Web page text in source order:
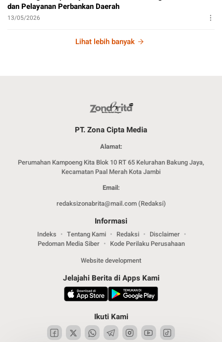
dan Pelayanan Perbankan Daerah
13/05/2026
Lihat lebih banyak
PT. Zona Cipta Media
Alamat:
Perumahan Kampoeng Kita Blok 10 RT 65 Kelurahan Bakung Jaya,
Kecamatan Paal Merah Kota Jambi
Email:
redaksizonabrita@mail.com (Redaksi)
Informasi
Indeks Tentang Kami Redaksi
Disclaimer
Pedoman Media Siber
Kode Perilaku Perusahaan
Website development
Jelajahi Berita di Apps Kami
Ikuti Kami